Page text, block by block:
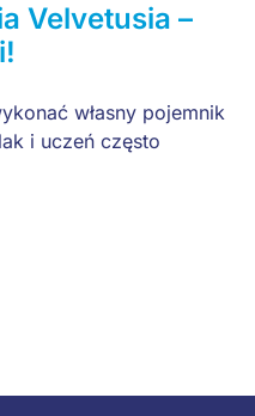
Velvetusia –
własny pojemnik
i uczeń często